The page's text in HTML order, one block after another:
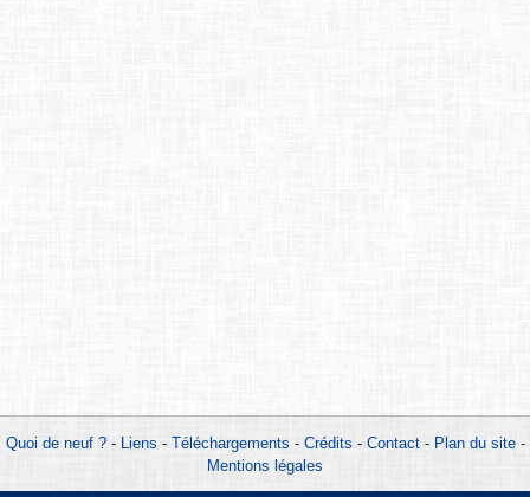
Quoi de neuf ?- Liens - Téléchargements - Crédits - Contact- Plan du site-
Mentions légales